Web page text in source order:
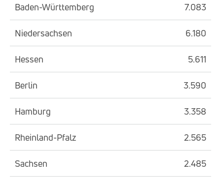
Baden-Württemberg 7.083
Niedersachsen 6.180
Hessen 5.611
Berlin 3.590
Hamburg 3.358
Rheinland-Pfalz 2.565
Sachsen 2.485